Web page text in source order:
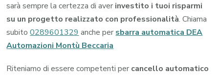
sarà sempre la certezza di aver investito i tuoi risparmi
su un progetto realizzato con professionalità. Chiama
subito0289601329anche persbarra automatica DEA
Automazioni Montù Beccaria
Riteniamo di essere competenti per cancello automatico